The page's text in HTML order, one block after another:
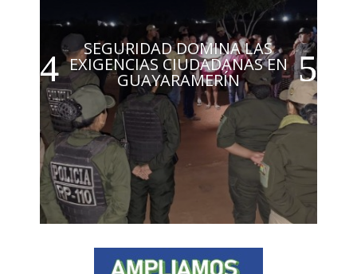
SEGURIDAD DOMINA LAS
EXIGENCIAS CIUDADANAS EN
GUAYARAMERÍN